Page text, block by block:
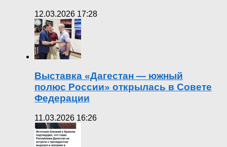
12.03.2026 17:28
Выставка «Дагестан — южный
полюс России» открылась в Совете
Федерации
11.03.2026 16:26